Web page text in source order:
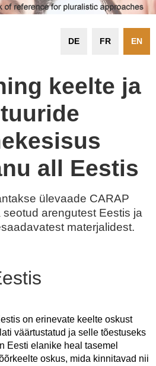
EN
FR
DE
keelte ja
all Eestis
ülevaade CARAP
arengutest Eestis ja
materjalidest.
on erinevate keelte oskust
väärtustatud ja selle tõestuseks
Eesti elanike heal tasemel
oskus, mida kinnitavad nii